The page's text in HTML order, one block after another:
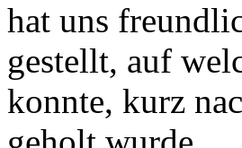
hat uns
gestellt, auf
konnte, kurz